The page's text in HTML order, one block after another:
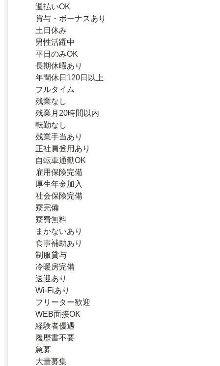
週払いOK
賞与・ボーナスあり
土日休み
男性活躍中
平日のみOK
長期休暇あり
年間休日120日以上
フルタイム
残業なし
残業月20時間以内
転勤なし
残業手当あり
正社員登用あり
自転車通勤OK
雇用保険完備
厚生年金加入
社会保険完備
寮完備
寮費無料
まかないあり
食事補助あり
制服貸与
冷暖房完備
送迎あり
Wi-Fiあり
フリーター歓迎
WEB面接OK
経験者優遇
履歴書不要
急募
大量募集